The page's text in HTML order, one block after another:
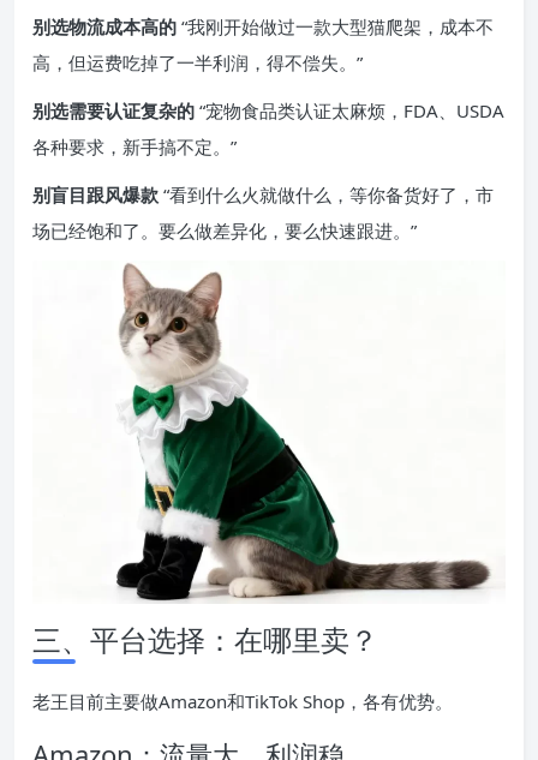
别选物流成本高的 “我刚开始做过一款大型猫爬架，成本不
高，但运费吃掉了一半利润，得不偿失。”
别选需要认证复杂的 “宠物食品类认证太麻烦，FDA、USDA
各种要求，新手搞不定。”
别盲目跟风爆款 “看到什么火就做什么，等你备货好了，市
场已经饱和了。要么做差异化，要么快速跟进。”
三、平台选择：在哪里卖？
老王目前主要做Amazon和TikTok Shop，各有优势。